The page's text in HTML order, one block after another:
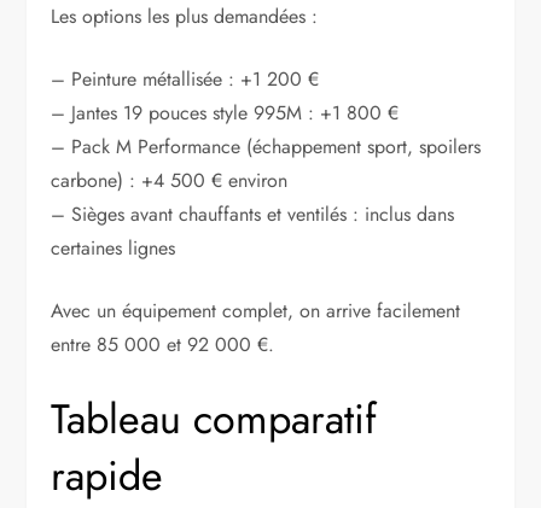
Les options les plus demandées :
– Peinture métallisée : +1 200 €
– Jantes 19 pouces style 995M : +1 800 €
– Pack M Performance (échappement sport, spoilers
carbone) : +4 500 € environ
– Sièges avant chauffants et ventilés : inclus dans
certaines lignes
Avec un équipement complet, on arrive facilement
entre 85 000 et 92 000 €.
Tableau comparatif
rapide